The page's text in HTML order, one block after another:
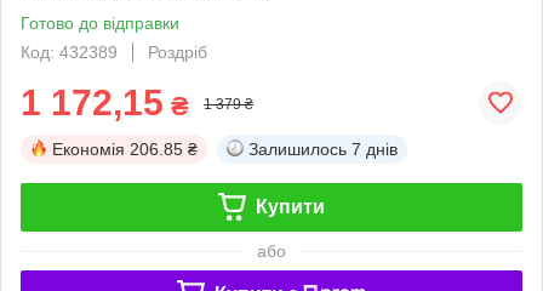
Готово до відправки
Код: 432389
Роздріб
1 172,15 ₴ 1 379 ₴
Економія 206.85 ₴ Залишилось 7 днів
Купити
або